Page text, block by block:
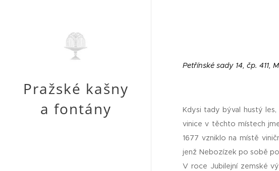
Pražské kašny
a fontány
Petřínské sady 14, čp. 411,
Kdysi tady býval hustý
vinice v těchto místech
1677 vzniklo na místě
jenž Nebozízek po sobě
V roce Jubilejní zemské